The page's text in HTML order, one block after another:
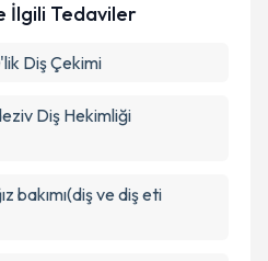
İlgili Tedaviler
Diş Çekimi
Diş Hekimliği
bakımı(diş ve diş eti